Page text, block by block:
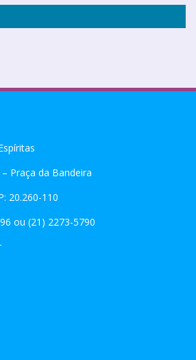
Praça da Bandeira
20.260-110
ou (21) 2273-5790